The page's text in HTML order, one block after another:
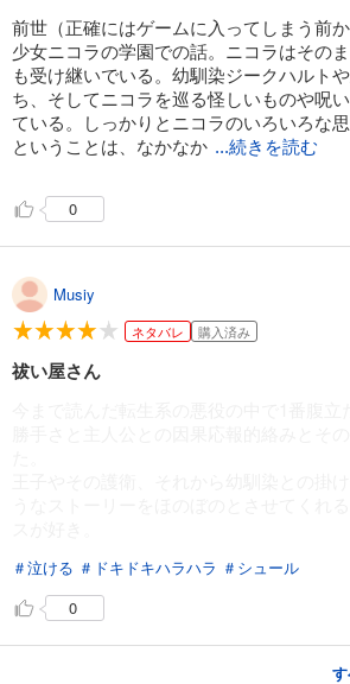
前世（正確にはゲームに入ってしまう前
少女ニコラの学園での話。ニコラはその
も受け継いでいる。幼馴染ジークハルト
ち、そしてニコラを巡る怪しいものや呪
ている。しっかりとニコラのいろいろな
ということは、なかなか ...続きを読む
0
Musiy
ネタバレ 購入済み
祓い屋さん
＃泣ける ＃ドキドキハラハラ ＃シュール
0